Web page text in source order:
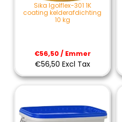
Sika Igolflex-301 1K
coating kelderafdichting
10 kg
€56,50 / Emmer
€56,50 Excl Tax